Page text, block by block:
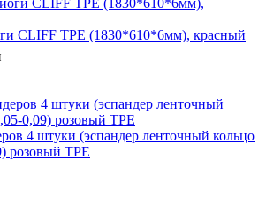
CLIFF TPE (1830*610*6мм), красный
4 штуки (эспандер ленточный кольцо
розовый ТРЕ